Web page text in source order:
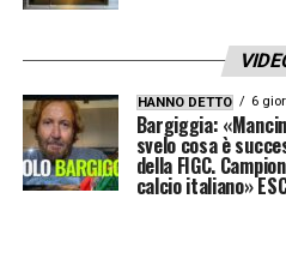
abbiamo sentito che la
lui».
UN’IDEA DI CRESCITA
crescita».
HANNO DETTO 6
Bargiggia:
svelo cosa è
della FIGC.
calcio italiano»